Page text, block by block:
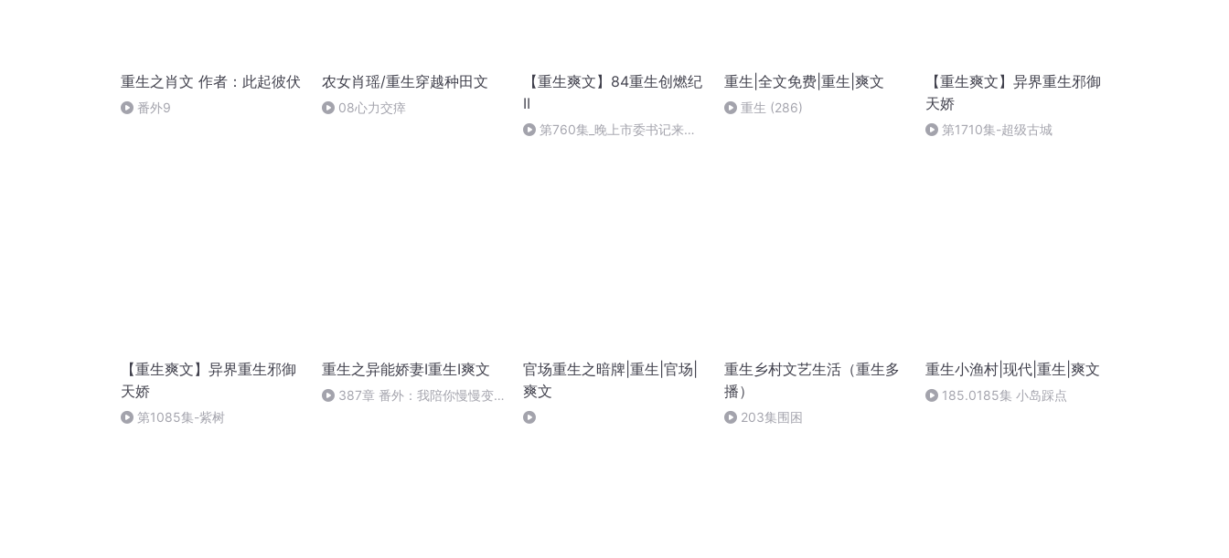
重生之肖文 作者：此起彼伏
番外9
农女肖瑶/重生穿越种田文
08心力交瘁
【重生爽文】84重生创燃纪
II
第760集_晚上市委书记来吃
重生|全文免费|重生|爽文
重生 (286)
【重生爽文】异界重生邪御
天娇
第1710集-超级古城
【重生爽文】异界重生邪御
天娇
第1085集-紫树
重生之异能娇妻I重生I爽文
387章 番外：我陪你慢慢变
官场重生之暗牌|重生|官场|
爽文
重生乡村文艺生活（重生多
播）
203集围困
重生小渔村|现代|重生|爽文
185.0185集 小岛踩点